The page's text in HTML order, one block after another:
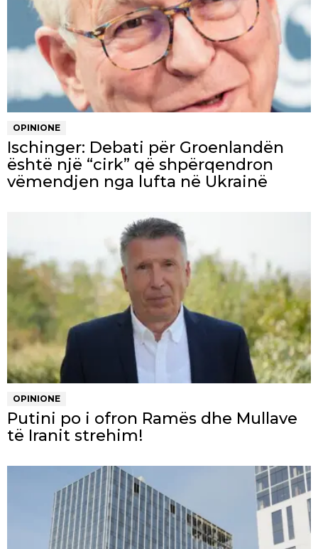
OPINIONE
Ischinger: Debati për Groenlandën
është një “cirk” që shpërqendron
vëmendjen nga lufta në Ukrainë
OPINIONE
Putini po i ofron Ramës dhe Mullave
të Iranit strehim!